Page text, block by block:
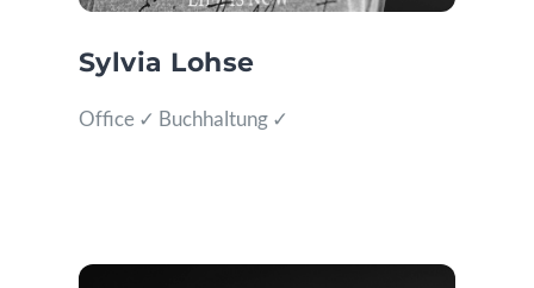
Sylvia Lohse
Office ✓ Buchhaltung ✓